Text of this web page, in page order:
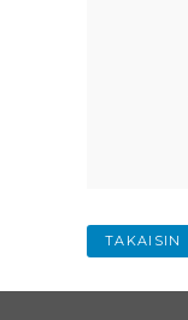
TAKAISIN